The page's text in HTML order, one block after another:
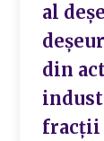
al
din
fracții